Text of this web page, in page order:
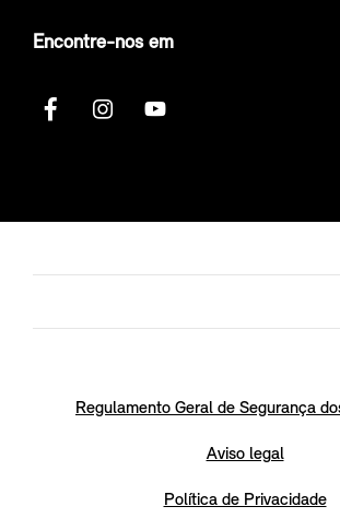
Encontre-nos em
Regulamento Geral de Segurança
Aviso legal
Política de Privacidade